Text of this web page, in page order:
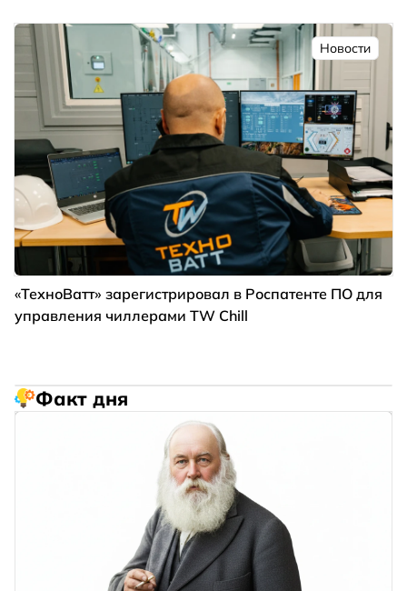
Новости
«ТехноВатт» зарегистрировал в Роспатенте ПО для
управления чиллерами TW Chill
Факт дня